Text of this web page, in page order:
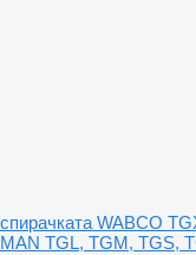
спирачката WABCO
MAN TGL, TGM, TGS,